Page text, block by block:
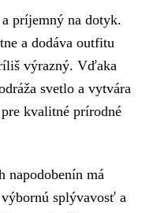
príjemný na dotyk.
a dodáva outfitu
výrazný. Vďaka
svetlo a vytvára
kvalitné prírodné
napodobenín má
splývavosť a